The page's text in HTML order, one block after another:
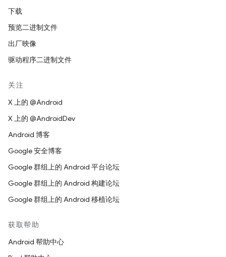
下载
预览二进制文件
出厂映像
驱动程序二进制文件
关注
X 上的 @Android
X 上的 @AndroidDev
Android 博客
Google 安全博客
Google 群组上的 Android 平台论坛
Google 群组上的 Android 构建论坛
Google 群组上的 Android 移植论坛
获取帮助
Android 帮助中心